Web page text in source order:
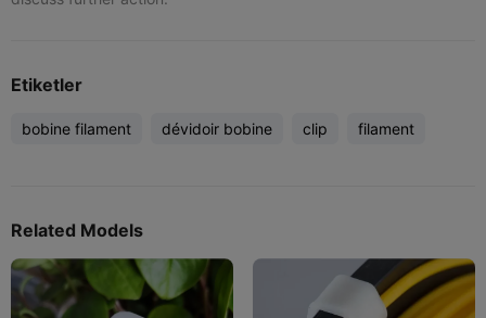
Etiketler
bobine filament dévidoir bobine clip filament
Related Models